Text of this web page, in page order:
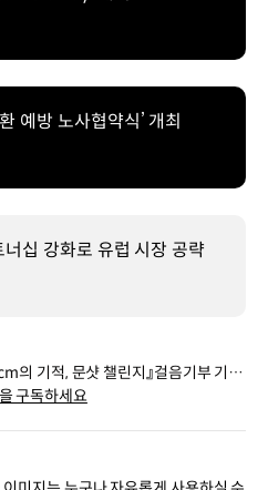
예방 노사협약식’ 개최
십 강화로 유럽 시장 공략
의 기적, 문샷 챌린지』걸음기부 기금
구독하세요